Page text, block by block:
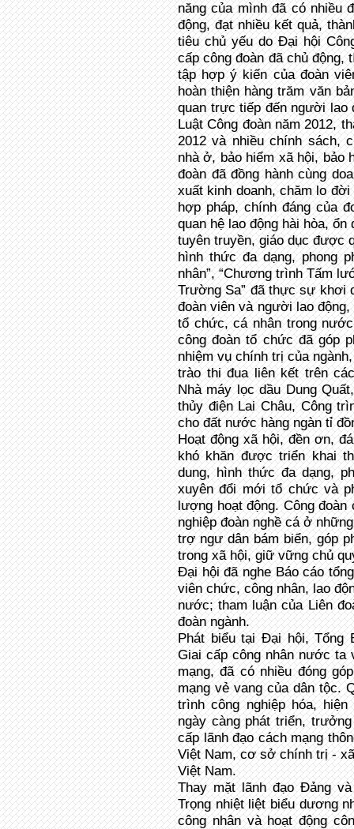
năng của mình đã có nhiều
động, đạt nhiều kết quả,
tiêu chủ yếu do Đại hội
cấp công đoàn đã chủ
tập hợp ý kiến của đoàn
hoàn thiện hàng trăm văn
quan trực tiếp đến người lao
Luật Công đoàn năm 2012,
2012 và nhiều chính sách,
nhà ở, bảo hiểm xã hội, bảo
đoàn đã đồng hành cùng
xuất kinh doanh, chăm lo
hợp pháp, chính đáng của
quan hệ lao động hài hòa,
tuyên truyền, giáo dục được
hình thức đa dạng, phong
nhân”, “Chương trình Tấm
Trường Sa” đã thực sự khơi
đoàn viên và người lao
tổ chức, cá nhân trong
công đoàn tổ chức đã góp
nhiệm vụ chính trị của
trào thi đua liên kết trên
Nhà máy lọc dầu Dung
thủy điện Lai Châu, Công
cho đất nước hàng ngàn tỉ
Hoạt động xã hội, đền ơn,
khó khăn được triển khai
dung, hình thức đa dạng,
xuyên đổi mới tổ chức và
lượng hoạt động. Công
nghiệp đoàn nghề cá ở
trợ ngư dân bám biển, góp
trong xã hội, giữ vững chủ
Đại hội đã nghe Báo cáo
viên chức, công nhân, lao
nước; tham luận của Liên
đoàn ngành.
Phát biểu tại Đại hội, Tổng
Giai cấp công nhân nước ta
mạng, đã có nhiều đóng
mạng vẻ vang của dân tộc.
trình công nghiệp hóa,
ngày càng phát triển,
cấp lãnh đạo cách mạng
Việt Nam, cơ sở chính trị -
Việt Nam.
Thay mặt lãnh đạo Đảng
Trọng nhiệt liệt biểu dương
công nhân và hoạt động